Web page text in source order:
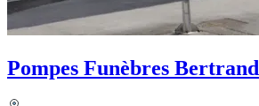
Pompes Funèbres Bertrand